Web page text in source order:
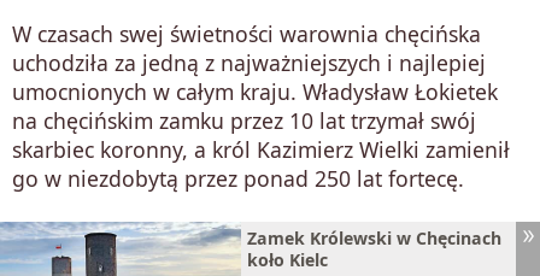
W czasach swej świetności warownia chę­ciń­ska
ucho­dzi­ła za jed­ną z naj­waż­niej­szych i naj­le­piej
umoc­nio­nych w ca­łym kra­ju. Władysław Łokietek
na chęcińskim zamku przez 10 lat trzymał swój
skarbiec koronny, a król Kazimierz Wielki zamienił
go w niezdobytą przez ponad 250 lat fortecę.
Zamek Królewski w Chęcinach
koło Kielc